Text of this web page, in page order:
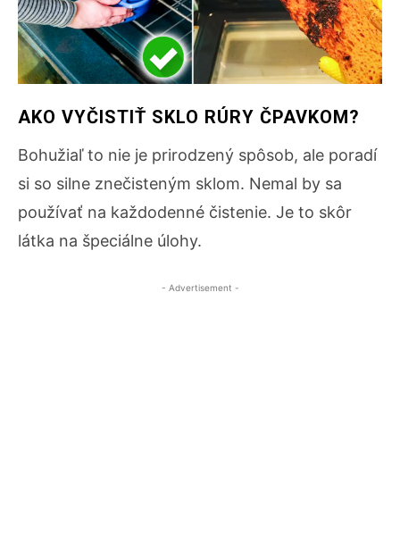
AKO VYČISTIŤ SKLO RÚRY ČPAVKOM?
Bohužiaľ to nie je prirodzený spôsob, ale poradí
si so silne znečisteným sklom. Nemal by sa
používať na každodenné čistenie. Je to skôr
látka na špeciálne úlohy.
- Advertisement -